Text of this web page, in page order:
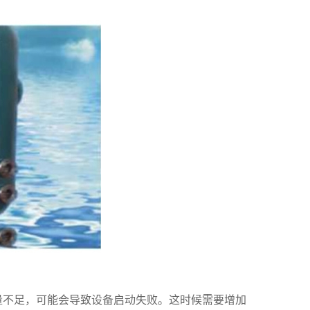
足，可能会导致设备启动失败。这时候需要增加